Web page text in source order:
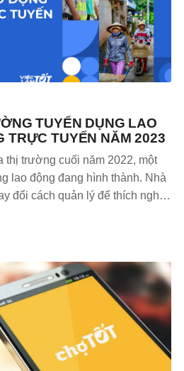
TUYỂN DỤNG LAO
TRỰC TUYẾN NĂM 2023
thị trường cuối năm 2022, một
lao động đang hình thành. Nhà
đổi cách quản lý để thích nghi